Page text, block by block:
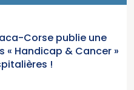
Corse publie une
Handicap & Cancer »
!